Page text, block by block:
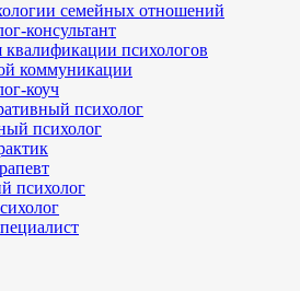
семейных отношений
консультант
психологов
коммуникации
коуч
психолог
психолог
психолог